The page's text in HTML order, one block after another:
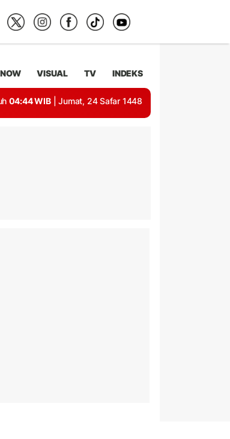
VISUAL TV INDEKS
04:44 WIB | Jumat, 24 Safar 1448